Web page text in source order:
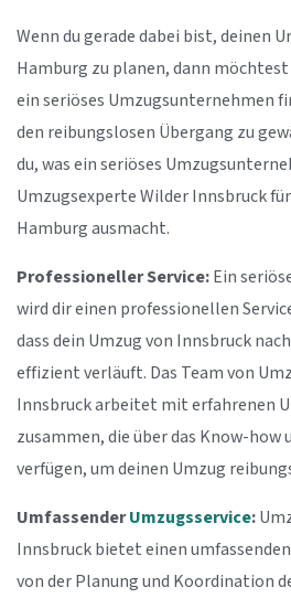
Wenn du gerade dabei bist, deinen
Hamburg zu planen, dann
ein seriöses Umzugsunternehmen
den reibungslosen Übergang zu
du, was ein seriöses
Umzugsexperte Wilder Innsbruck
Hamburg ausmacht.
Professioneller Service:Ein
wird dir einen professionellen
dass dein Umzug von Innsbruck
effizient verläuft. Das Team von
Innsbruck arbeitet mit erfahrenen
zusammen, die über das Know-how
verfügen, um deinen Umzug
UmfassenderUmzugsservice:
Innsbruck bietet einen
von der Planung und Koordination